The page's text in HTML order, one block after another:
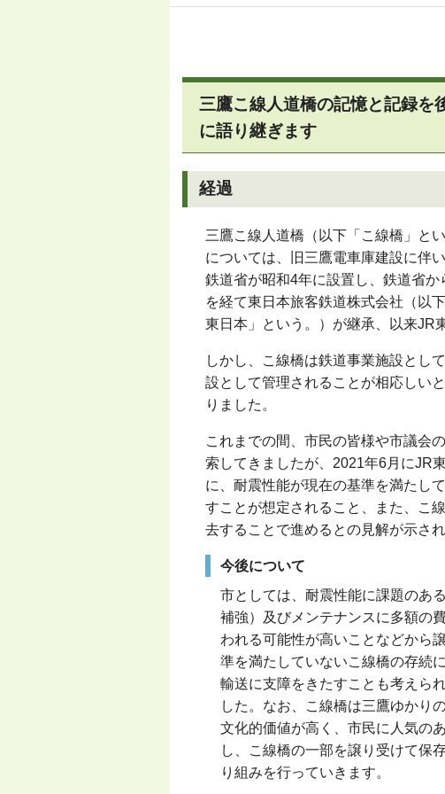
三鷹こ線人道橋の記憶と記録を
に語り継ぎます
経過
三鷹こ線人道橋（以下「こ線橋」とい
については、旧三鷹電車庫建設に伴
鉄道省が昭和4年に設置し、鉄道省か
を経て東日本旅客鉄道株式会社（以
東日本」という。）が継承、以来JR
しかし、こ線橋は鉄道事業施設とし
設として管理されることが相応しい
りました。
これまでの間、市民の皆様や市議会
索してきましたが、2021年6月にJR
に、耐震性能が現在の基準を満たし
すことが想定されること、また、こ
去することで進めるとの見解が示され
今後について
市としては、耐震性能に課題のあ
補強）及びメンテナンスに多額の
われる可能性が高いことなどから
準を満たしていないこ線橋の存続
輸送に支障をきたすことも考えら
した。なお、こ線橋は三鷹ゆかり
文化的価値が高く、市民に人気の
し、こ線橋の一部を譲り受けて保
り組みを行っていきます。